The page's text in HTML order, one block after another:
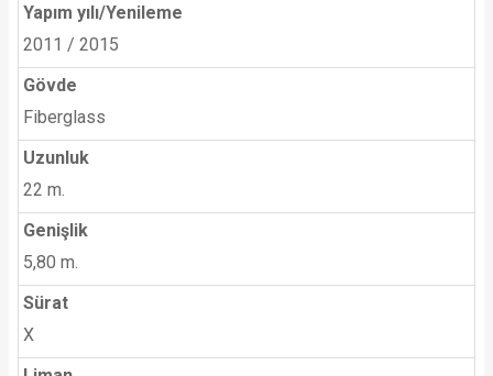
Yapım yılı/Yenileme
2011 / 2015
Gövde
Fiberglass
Uzunluk
22 m.
Genişlik
5,80 m.
Sürat
X